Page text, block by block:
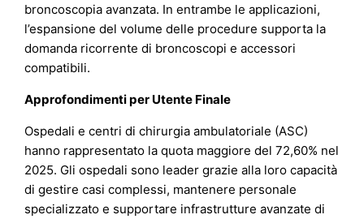
broncoscopia avanzata. In entrambe le applicazioni,
l’espansione del volume delle procedure supporta la
domanda ricorrente di broncoscopi e accessori
compatibili.
Approfondimenti per Utente Finale
Ospedali e centri di chirurgia ambulatoriale (ASC)
hanno rappresentato la quota maggiore del 72,60% nel
2025. Gli ospedali sono leader grazie alla loro capacità
di gestire casi complessi, mantenere personale
specializzato e supportare infrastrutture avanzate di